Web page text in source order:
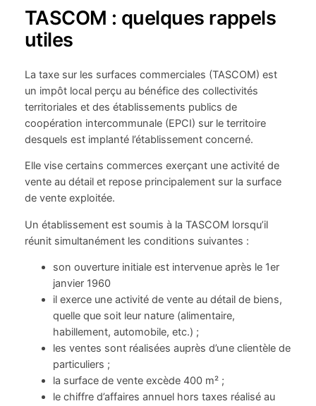
TASCOM : quelques rappels
utiles
La taxe sur les surfaces commerciales (TASCOM) est
un impôt local perçu au bénéfice des collectivités
territoriales et des établissements publics de
coopération intercommunale (EPCI) sur le territoire
desquels est implanté l’établissement concerné.
Elle vise certains commerces exerçant une activité de
vente au détail et repose principalement sur la surface
de vente exploitée.
Un établissement est soumis à la TASCOM lorsqu’il
réunit simultanément les conditions suivantes :
son ouverture initiale est intervenue après le 1er
janvier 1960
il exerce une activité de vente au détail de biens,
quelle que soit leur nature (alimentaire,
habillement, automobile, etc.) ;
les ventes sont réalisées auprès d’une clientèle de
particuliers ;
la surface de vente excède 400 m² ;
le chiffre d’affaires annuel hors taxes réalisé au